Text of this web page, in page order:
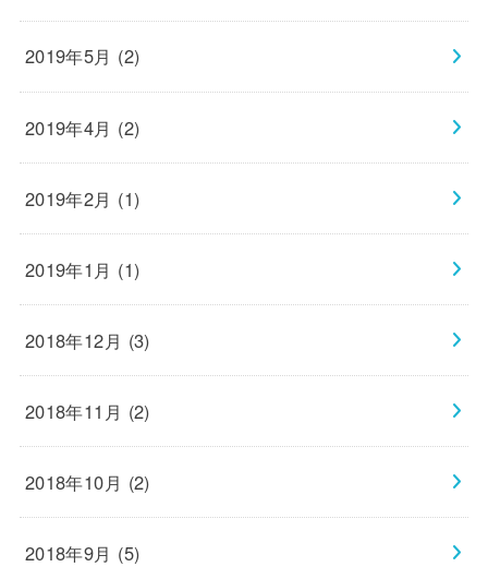
2019年5月 (2)
2019年4月 (2)
2019年2月 (1)
2019年1月 (1)
2018年12月 (3)
2018年11月 (2)
2018年10月 (2)
2018年9月 (5)